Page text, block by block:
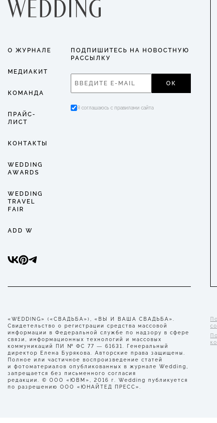
О ЖУРНАЛЕ
МЕДИАКИТ
КОМАНДА
ПРАЙС-
ЛИСТ
КОНТАКТЫ
WEDDING
AWARDS
WEDDING
TRAVEL
FAIR
ADD W
ПОДПИШИТЕСЬ НА НОВОСТНУЮ
РАССЫЛКУ
ОК
Я соглашаюсь с правилами сайта
«WEDDING» («СВАДЬБА»), «ВЫ И ВАША СВАДЬБА».
Свидетельство о регистрации средства массовой
информации в Федеральной службе по надзору в сфере
связи, информационных технологий и массовых
коммуникаций ПИ № ФС 77 — 61631. Генеральный
директор Елена Бурякова. Авторские права защищены.
Полное или частичное воспроизведение статей
и фотоматериалов опубликованных в журнале Wedding,
запрещается без письменного согласия
редакции. © ООО «ЮВМ», 2016 г. Wedding публикуется
по разрешению ООО «ЮНАЙТЕД ПРЕСС».